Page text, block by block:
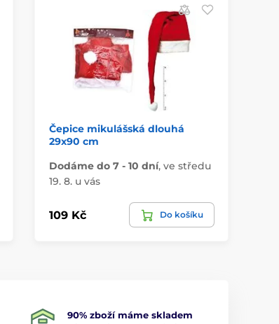
Čepice mikulášská dlouhá
29x90 cm
Dodáme do 7 - 10 dní, ve středu
19. 8. u vás
109 Kč Do košíku
90% zboží máme skladem